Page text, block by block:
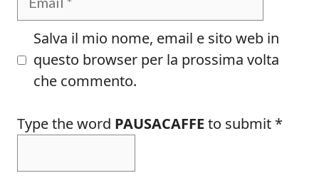
Salva il mio nome, email e sito web in
questo browser per la prossima volta
che commento.
Type the word PAUSACAFFE to submit *